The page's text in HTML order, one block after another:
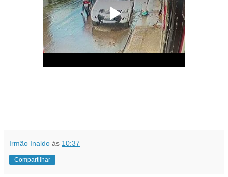
Irmão Inaldo às 10:37
Compartilhar